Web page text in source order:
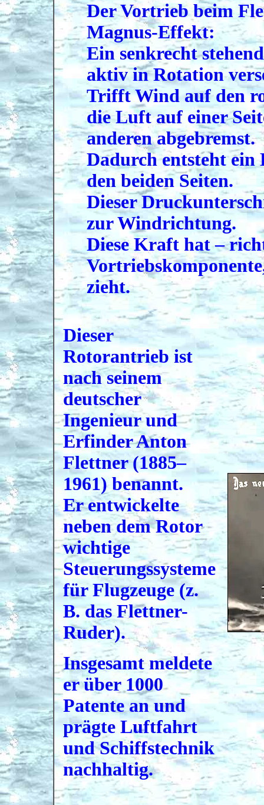
Der Vortrieb beim
Magnus-Effekt:
Ein senkrecht
aktiv in Rotation
Trifft Wind auf den
die Luft auf einer
anderen abgebremst.
Dadurch entsteht ein
den beiden Seiten.
Dieser
zur Windrichtung.
Diese Kraft hat –
zieht.
Dieser
Rotorantrieb ist
nach seinem
deutscher
Ingenieur und
Erfinder Anton
Flettner (1885–
1961) benannt.
Er entwickelte
neben dem Rotor
wichtige
Steuerungssysteme
für Flugzeuge (z.
B. das Flettner-
Ruder).
Insgesamt meldete
er über 1000
Patente an und
prägte Luftfahrt
und Schiffstechnik
nachhaltig.